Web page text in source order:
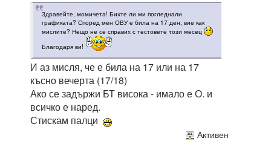
Здравейте, момичета! Бихте ли ми погледнали
графиката? Според мен ОВУ е била на 17 ден, вие как
мислите? Нещо не се справих с тестовете този месец
Благодаря ви!
И аз мисля, че е била на 17 или на 17
късно вечерта (17/18)
Ако се задържи БТ висока - имало е О. и
всичко е наред.
Стискам палци
Активен